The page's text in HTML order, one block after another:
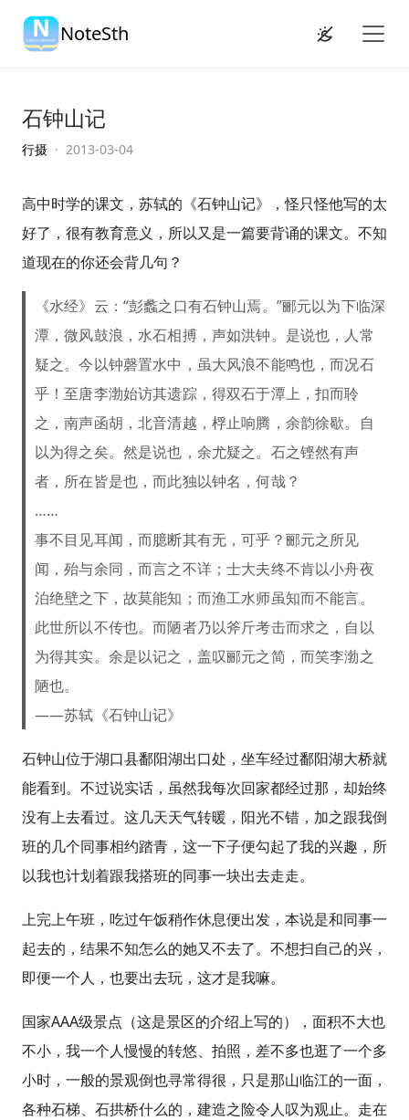
NoteSth
石钟山记
行摄 · 2013-03-04
高中时学的课文，苏轼的《石钟山记》，怪只怪他写的太
好了，很有教育意义，所以又是一篇要背诵的课文。不知
道现在的你还会背几句？
《水经》云：“彭蠡之口有石钟山焉。”郦元以为下临深
潭，微风鼓浪，水石相搏，声如洪钟。是说也，人常
疑之。今以钟磬置水中，虽大风浪不能鸣也，而况石
乎！至唐李渤始访其遗踪，得双石于潭上，扣而聆
之，南声函胡，北音清越，桴止响腾，余韵徐歇。自
以为得之矣。然是说也，余尤疑之。石之铿然有声
者，所在皆是也，而此独以钟名，何哉？
……
事不目见耳闻，而臆断其有无，可乎？郦元之所见
闻，殆与余同，而言之不详；士大夫终不肯以小舟夜
泊绝壁之下，故莫能知；而渔工水师虽知而不能言。
此世所以不传也。而陋者乃以斧斤考击而求之，自以
为得其实。余是以记之，盖叹郦元之简，而笑李渤之
陋也。
——苏轼《石钟山记》
石钟山位于湖口县鄱阳湖出口处，坐车经过鄱阳湖大桥就
能看到。不过说实话，虽然我每次回家都经过那，却始终
没有上去看过。这几天天气转暖，阳光不错，加之跟我倒
班的几个同事相约踏青，这一下子便勾起了我的兴趣，所
以我也计划着跟我搭班的同事一块出去走走。
上完上午班，吃过午饭稍作休息便出发，本说是和同事一
起去的，结果不知怎么的她又不去了。不想扫自己的兴，
即便一个人，也要出去玩，这才是我嘛。
国家AAA级景点（这是景区的介绍上写的），面积不大也
不小，我一个人慢慢的转悠、拍照，差不多也逛了一个多
小时，一般的景观倒也寻常得很，只是那山临江的一面，
各种石梯、石拱桥什么的，建造之险令人叹为观止。走在